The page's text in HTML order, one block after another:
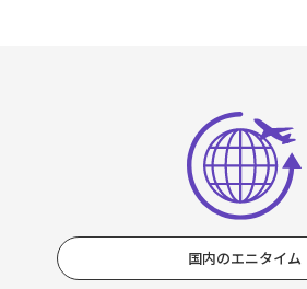
国内のエニタイム